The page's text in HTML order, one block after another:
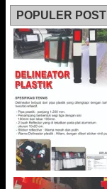
POPULER POST